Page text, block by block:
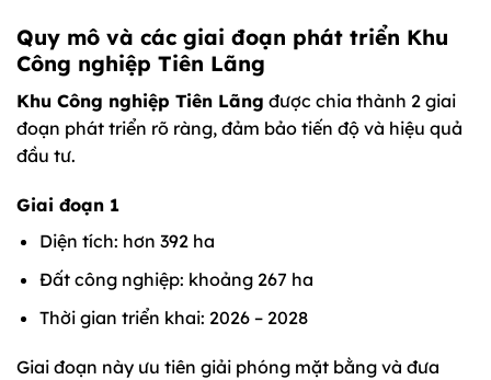
Quy mô và các giai đoạn phát triển Khu
Công nghiệp Tiên Lãng
Khu Công nghiệp Tiên Lãng được chia thành 2 giai
đoạn phát triển rõ ràng, đảm bảo tiến độ và hiệu quả
đầu tư.
Giai đoạn 1
Diện tích: hơn 392 ha
Đất công nghiệp: khoảng 267 ha
Thời gian triển khai: 2026 – 2028
Giai đoạn này ưu tiên giải phóng mặt bằng và đưa